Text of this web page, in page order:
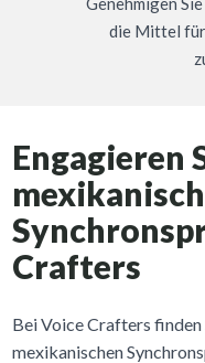
die Mittel für
Engagieren
Crafters
Bei Voice Crafters
mexikanischen